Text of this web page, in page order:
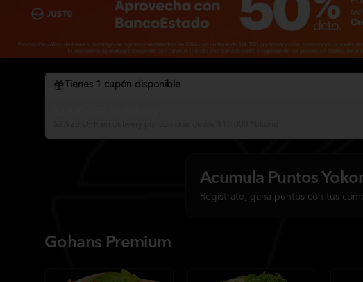
Tienes 1 cupón disponible
Acumula Puntos
Regístrate, gana puntos con tus
Gohans Premium